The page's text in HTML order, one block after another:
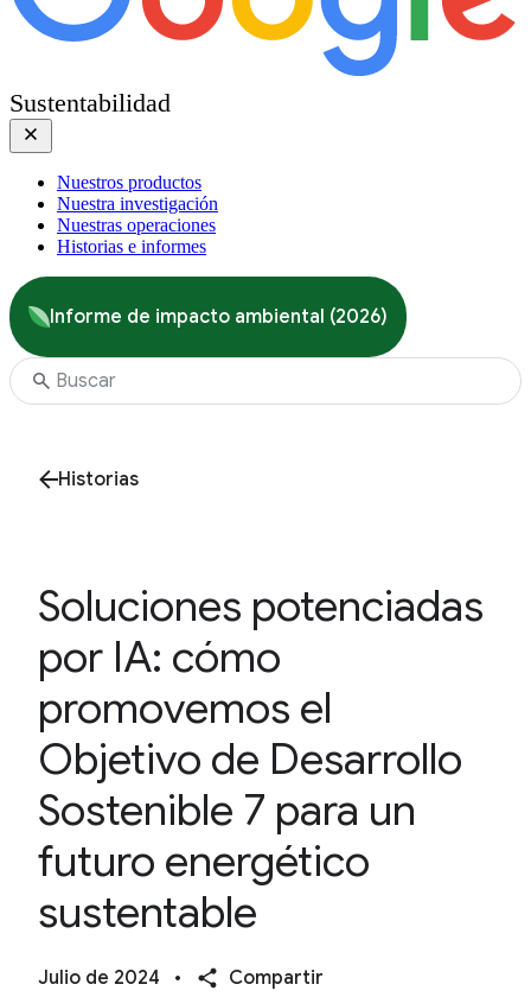
Sustentabilidad
Nuestros productos
Nuestra investigación
Nuestras operaciones
Historias e informes
Informe de impacto ambiental (2026)
Historias
Soluciones potenciadas
por IA: cómo
promovemos el
Objetivo de Desarrollo
Sostenible 7 para un
futuro energético
sustentable
Julio de 2024 • Compartir